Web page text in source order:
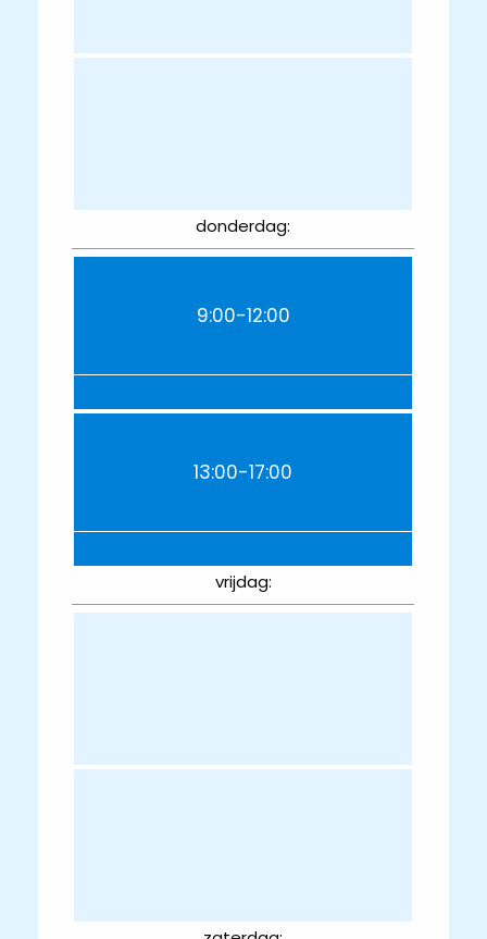
donderdag:
9:00-12:00
13:00-17:00
vrijdag: